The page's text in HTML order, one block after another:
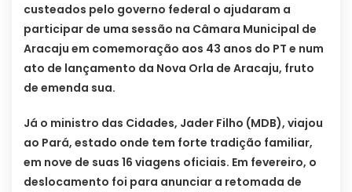
custeados pelo governo federal o ajudaram a
participar de uma sessão na Câmara Municipal de
Aracaju em comemoração aos 43 anos do PT e num
ato de lançamento da Nova Orla de Aracaju, fruto
de emenda sua.
Já o ministro das Cidades, Jader Filho (MDB), viajou
ao Pará, estado onde tem forte tradição familiar,
em nove de suas 16 viagens oficiais. Em fevereiro, o
deslocamento foi para anunciar a retomada de